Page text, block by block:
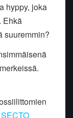
hyppy, joka
Ehkä
suuremmin?
SECTO